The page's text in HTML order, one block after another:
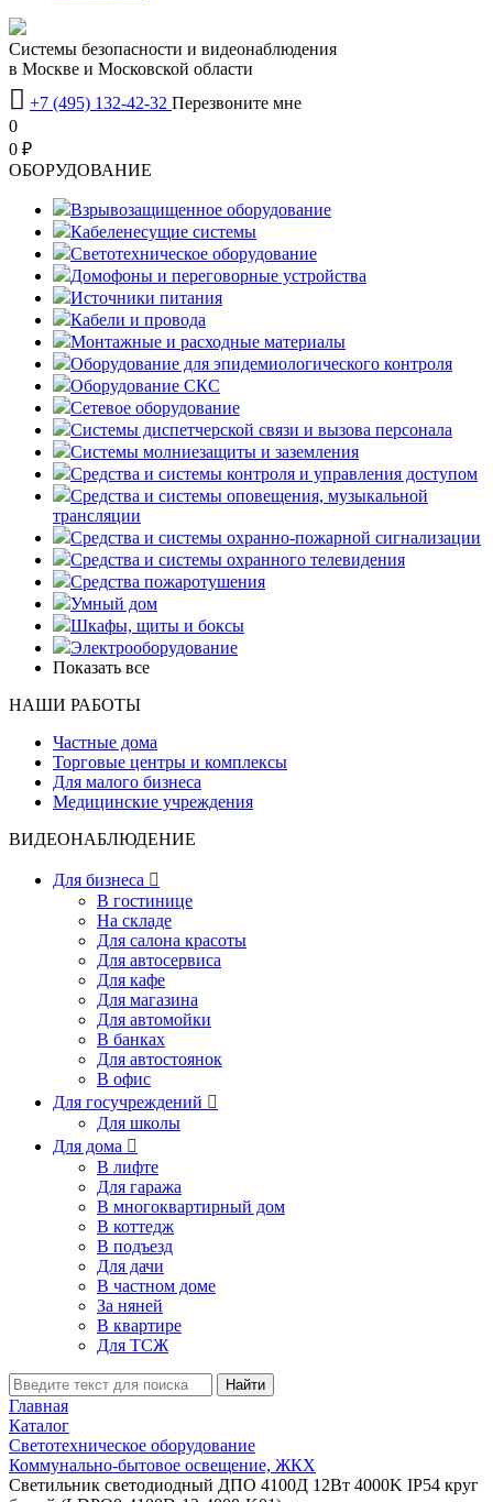
Системы безопасности и видеонаблюдения
в Москве и Московской области
 +7 (495) 132-42-32 Перезвоните мне
0
0 ₽
OБОРУДОВАНИЕ
Взрывозащищенное оборудование
Кабеленесущие системы
Светотехническое оборудование
Домофоны и переговорные устройства
Источники питания
Кабели и провода
Монтажные и расходные материалы
Оборудование для эпидемиологического контроля
Оборудование СКС
Сетевое оборудование
Системы диспетчерской связи и вызова персонала
Системы молниезащиты и заземления
Средства и системы контроля и управления доступом
Средства и системы оповещения, музыкальной
трансляции
Средства и системы охранно-пожарной сигнализации
Средства и системы охранного телевидения
Средства пожаротушения
Умный дом
Шкафы, щиты и боксы
Электрооборудование
Показать все
НАШИ РАБОТЫ
Частные дома
Торговые центры и комплексы
Для малого бизнеса
Медицинские учреждения
ВИДЕОНАБЛЮДЕНИЕ
Для бизнеса 
В гостинице
На складе
Для салона красоты
Для автосервиса
Для кафе
Для магазина
Для автомойки
В банках
Для автостоянок
В офис
Для госучреждений 
Для школы
Для дома 
В лифте
Для гаража
В многоквартирный дом
В коттедж
В подъезд
Для дачи
В частном доме
За няней
В квартире
Для ТСЖ
Найти
Главная
Каталог
Светотехническое оборудование
Коммунально-бытовое освещение, ЖКХ
Светильник светодиодный ДПО 4100Д 12Вт 4000K IP54 круг